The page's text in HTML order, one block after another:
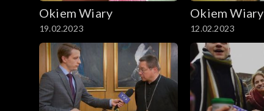
Okiem Wiary
19.02.2023
Okiem Wiary
12.02.2023